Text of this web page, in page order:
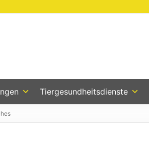
Tiergesundheitsdienste